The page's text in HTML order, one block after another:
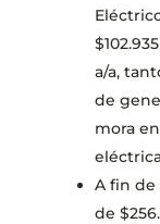
a/a,
de
mora
A fin de
de